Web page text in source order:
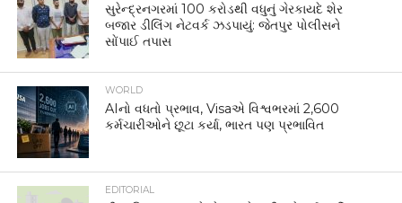
સુરેન્દ્રનગરમાં 100 કરોડથી વધુનું ગેરકાયદે શેર
બજાર ડીલિંગ નેટવર્ક ઝડપાયું: જેતપુર પોલીસને
સોંપાઈ તપાસ
WORLD
AIનો વધતો પ્રભાવ, Visaએ વિશ્વભરમાં 2,600
કર્મચારીઓને છૂટા કર્યા, ભારત પણ પ્રભાવિત
EDITORIAL